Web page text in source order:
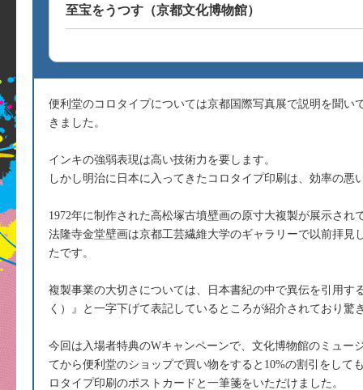
至宝をうつす（京都文化博物館）
便利堂のコロタイプについては京都国際写真展で説明を聞い
きました。
インキの強弱表現は高い技術力を要します。
しかし明治に日本に入ってきたコロタイプ印刷は、効率の悪
1972年に制作された高松塚古墳壁画の原寸大複製が展示され
法隆寺金堂壁画は京都工芸繊維大学のギャラリーで以前拝見
たです。
複製事業の大切さについては、日本書紀の中で異伝を引用す
く）』と一字下げて表記しているところが紹介されており驚
今回は入場者特典のWキャンペーンで、文化博物館のミュー
てから便利堂のショップで買い物をすると10%の割引をして
ロタイプ印刷のポストカードと一筆箋をいただけました。